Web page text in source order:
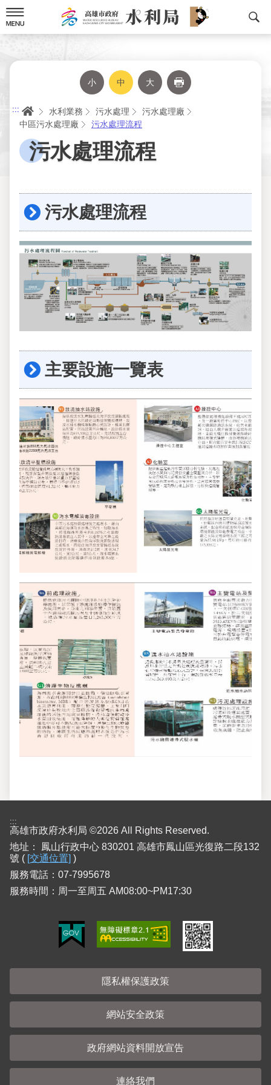
到
主
要
小 中 大
::: 首頁水利業務 污水處理
污水處理廠
中區污水處理廠
污水處理流程
污水處理流程
污水處理流程
主要設施一覽表
:::
高雄市政府水利局 ©2026 All Rights Reserved.
地址：
鳳山行政中心 830201 高雄市鳳山區光復路二段132
號 ( [交通位置] )
服務電話：07-7995678
服務時間：周一至周五 AM08:00~PM17:30
隱私權保護政策
網站安全政策
政府網站資料開放宣告
連絡我們